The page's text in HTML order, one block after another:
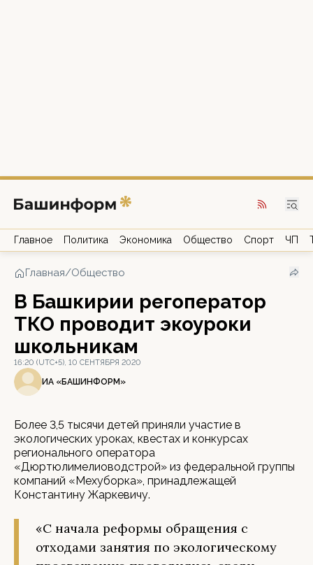
Главное Политика Экономика Общество Спорт ЧП
Главная/Общество
В Башкирии регоператор
ТКО проводит экоуроки
школьникам
16:20 (UTC+5), 10 СЕНТЯБРЯ 2020
ИА «БАШИНФОРМ»
Более 3,5 тысячи детей приняли участие в
экологических уроках, квестах и конкурсах
регионального оператора
«Дюртюлимелиоводстрой» из федеральной группы
компаний «Мехуборка», принадлежащей
Константину Жаркевичу.
«С начала реформы обращения с
отходами занятия по экологическому